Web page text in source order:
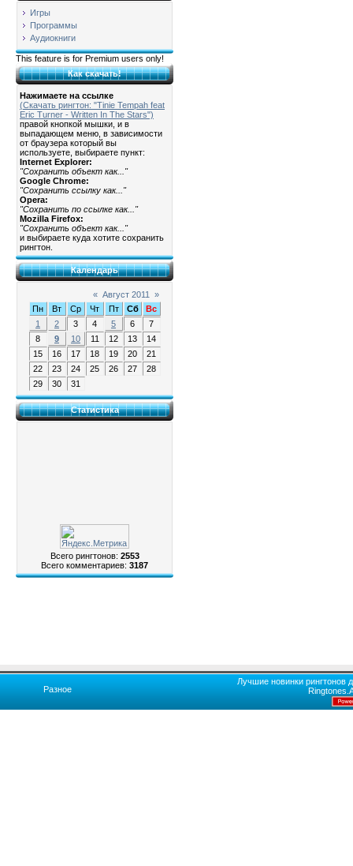
Игры
Программы
Аудиокниги
This feature is for Premium users only!
Как скачать!
Нажимаете на ссылке
(Скачать рингтон: "Tinie Tempah feat
Eric Turner - Written In The Stars")
правой кнопкой мышки, и в
выпадающем меню, в зависимости
от браузера который вы
используете, выбираете пункт:
Internet Explorer:
"Сохранить объект как..."
Google Chrome:
"Сохранить ссылку как..."
Opera:
"Сохранить по ссылке как..."
Mozilla Firefox:
"Сохранить объект как..."
и выбираете куда хотите сохранить
рингтон.
Календарь
« Август 2011
»
Пн
Вт Ср Чт Пт Сб
Вс
1
2 3 4 5 6
7
8
9 10 11 12 13
14
15
16 17 18 19 20
21
22
23 24 25 26 27
28
29
30 31
Статистика
Всего рингтонов: 2553
Всего комментариев: 3187
Разное
Лучшие новинки рингтонов